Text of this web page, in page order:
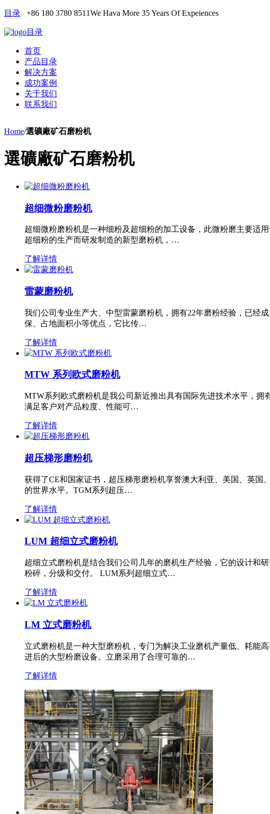
目录 +86 180 3780 8511We Hava More 35 Years Of Expeiences
目录
首页
产品目录
解决方案
成功案例
关于我们
联系我们
Home/選礦廠矿石磨粉机
選礦廠矿石磨粉机
超细微粉磨粉机
超细微粉磨粉机是一种细粉及超细粉的加工设备，此微粉磨主要适
超细粉的生产而研发制造的新型磨粉机，…
了解详情
雷蒙磨粉机
我们公司专业生产大、中型雷蒙磨粉机，拥有22年磨粉经验，已经
保、占地面积小等优点，它比传…
了解详情
MTW 系列欧式磨粉机
MTW系列欧式磨粉机是我公司新近推出具有国际先进技术水平，
满足客户对产品粒度、性能可…
了解详情
超压梯形磨粉机
获得了CE和国家证书，超压梯形磨粉机享誉澳大利亚、美国、英
的世界水平。TGM系列超压…
了解详情
LUM 超细立式磨粉机
超细立式磨粉机是结合我们公司几年的磨机生产经验，它的设计和
粉碎，分级和交付。 LUM系列超细立式…
了解详情
LM 立式磨粉机
立式磨粉机是一种大型磨粉机，专门为解决工业磨机产量低、耗能
进后的大型粉磨设备。立磨采用了合理可靠的…
了解详情